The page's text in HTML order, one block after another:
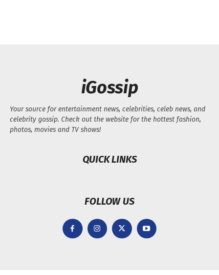
iGossip
Your source for entertainment news, celebrities, celeb news, and
celebrity gossip. Check out the website for the hottest fashion,
photos, movies and TV shows!
QUICK LINKS
FOLLOW US